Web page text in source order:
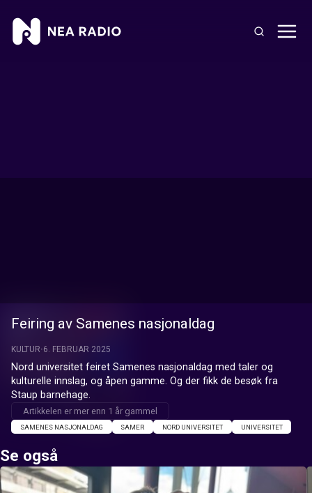
Feiring av Samenes nasjonaldag
KULTUR 6. FEBRUAR 2025
Nord universitet feiret Samenes nasjonaldag med taler og
kulturelle innslag, og åpen gamme. Og der fikk de besøk fra
Staup barnehage.
Artikkelen er mer enn 1 år gammel
SAMENES NASJONALDAG SAMER NORD UNIVERSITET UNIVERSITET
Se også